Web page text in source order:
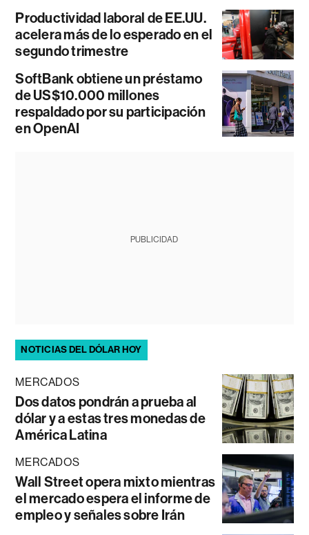
Productividad laboral de EE.UU.
acelera más de lo esperado en el
segundo trimestre
SoftBank obtiene un préstamo
de US$10.000 millones
respaldado por su participación
en OpenAI
PUBLICIDAD
NOTICIAS DEL DÓLAR HOY
MERCADOS
Dos datos pondrán a prueba al
dólar y a estas tres monedas de
América Latina
MERCADOS
Wall Street opera mixto mientras
el mercado espera el informe de
empleo y señales sobre Irán